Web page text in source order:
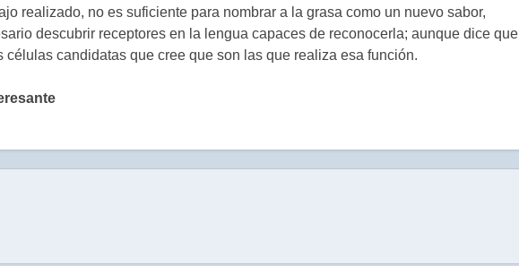
realizado, no es suficiente para nombrar a la grasa como un nuevo sabor,
descubrir receptores en la lengua capaces de reconocerla; aunque dice que
células candidatas que cree que son las que realiza esa función.